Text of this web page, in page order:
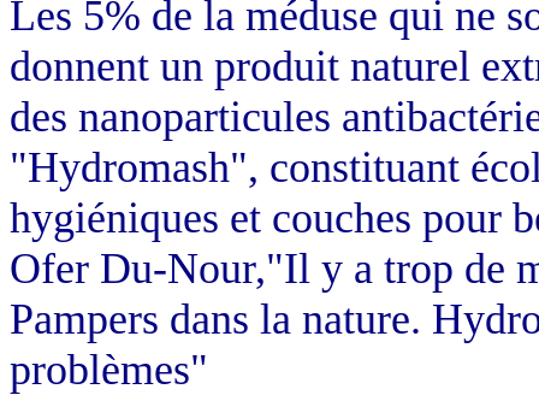
Les 5% de la méduse qui ne
donnent un produit naturel
des nanoparticules
"Hydromash", constituant
hygiéniques et couches pour
Ofer Du-Nour,"Il y a trop de
Pampers dans la nature.
problèmes"